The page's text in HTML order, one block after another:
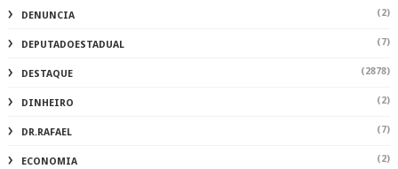
DENUNCIA (2)
DEPUTADOESTADUAL (7)
DESTAQUE (2878)
DINHEIRO (2)
DR.RAFAEL (7)
ECONOMIA (2)